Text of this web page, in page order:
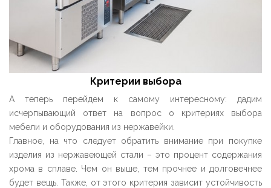
Критерии выбора
А теперь перейдем к самому интересному: дадим
исчерпывающий ответ на вопрос о критериях выбора
мебели и оборудования из нержавейки.
Главное, на что следует обратить внимание при покупке
изделия из нержавеющей стали – это процент содержания
хрома в сплаве. Чем он выше, тем прочнее и долговечнее
будет вещь. Также, от этого критерия зависит устойчивость